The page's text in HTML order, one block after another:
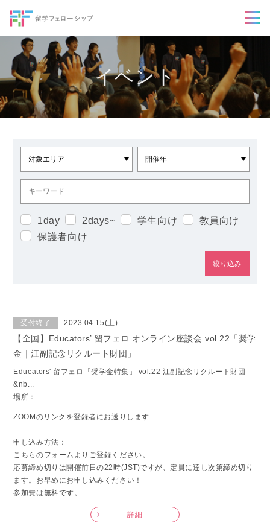
イベント
絞り込み
1day 2days~ 学生向け
教員向け
保護者向け
受付終了 2023.04.15(土)
【全国】Educators’ 留フェロ オンライン座談会 vol.22「奨学
金｜江副記念リクルート財団」
Educators' 留フェロ「奨学金特集」 vol.22 江副記念リクルート財団
&nb...
場所：
ZOOMのリンクを登録者にお送りします
申し込み方法：
こちらのフォーム よりご登録ください。
応募締め切りは開催前日の22時(JST)ですが、定員に達し次第締め切り
ます。お早めにお申し込みください！
参加費は無料です。
詳細